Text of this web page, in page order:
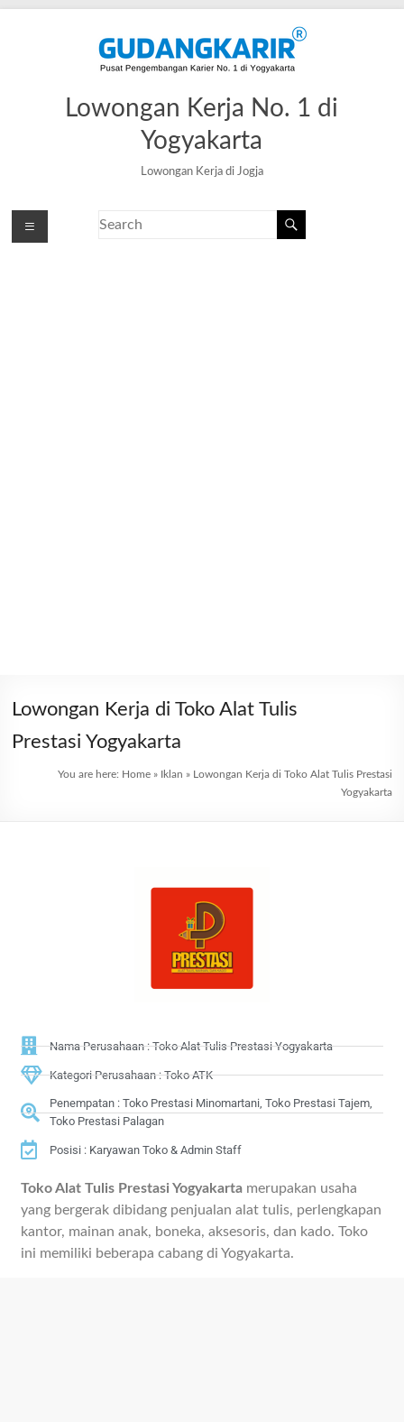
Lowongan Kerja No. 1 di
Yogyakarta
Lowongan Kerja di Jogja
Lowongan Kerja di Toko Alat Tulis
Prestasi Yogyakarta
You are here: Home» Iklan » Lowongan Kerja di Toko Alat Tulis Prestasi
Yogyakarta
Nama Perusahaan : Toko Alat Tulis Prestasi Yogyakarta
Kategori Perusahaan : Toko ATK
Penempatan : Toko Prestasi Minomartani, Toko Prestasi Tajem,
Toko Prestasi Palagan
Posisi : Karyawan Toko & Admin Staff
Toko Alat Tulis Prestasi Yogyakarta merupakan usaha
yang bergerak dibidang penjualan alat tulis, perlengkapan
kantor, mainan anak, boneka, aksesoris, dan kado. Toko
ini memiliki beberapa cabang di Yogyakarta.